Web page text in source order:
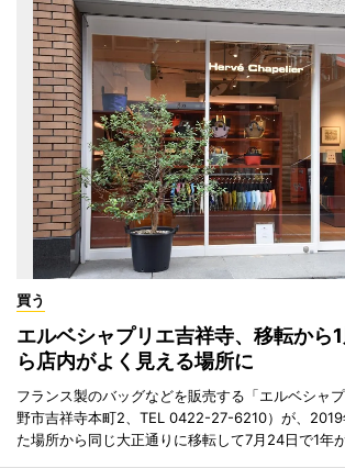
買う
エルベシャプリエ吉祥寺、移転か
ら店内がよく見える場所に
フランス製のバッグなどを販売する「エルベシャ
野市吉祥寺本町2、TEL 0422-27-6210）が、2019
た場所から同じ大正通りに移転して7月24日で1年が